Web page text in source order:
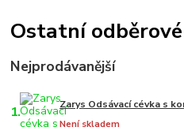
Ostatní
Nejprodávanější
1. Zarys Odsávací cévka s
Není skladem